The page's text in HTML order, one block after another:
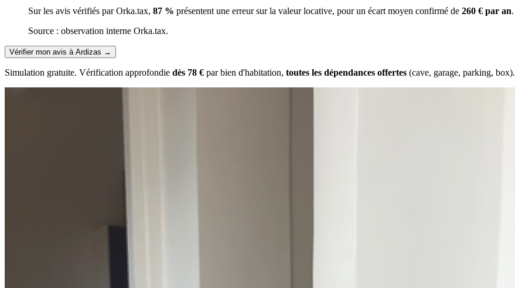
Sur les avis vérifiés par Orka.tax, 87 % présentent une erreur sur la valeur locative, pour un écart moyen confirmé de 260 € par an.
Source : observation interne Orka.tax.
Vérifier mon avis à Ardizas →
Simulation gratuite. Vérification approfondie dès 78 € par bien d'habitation, toutes les dépendances offertes (cave, garage, parking, box).